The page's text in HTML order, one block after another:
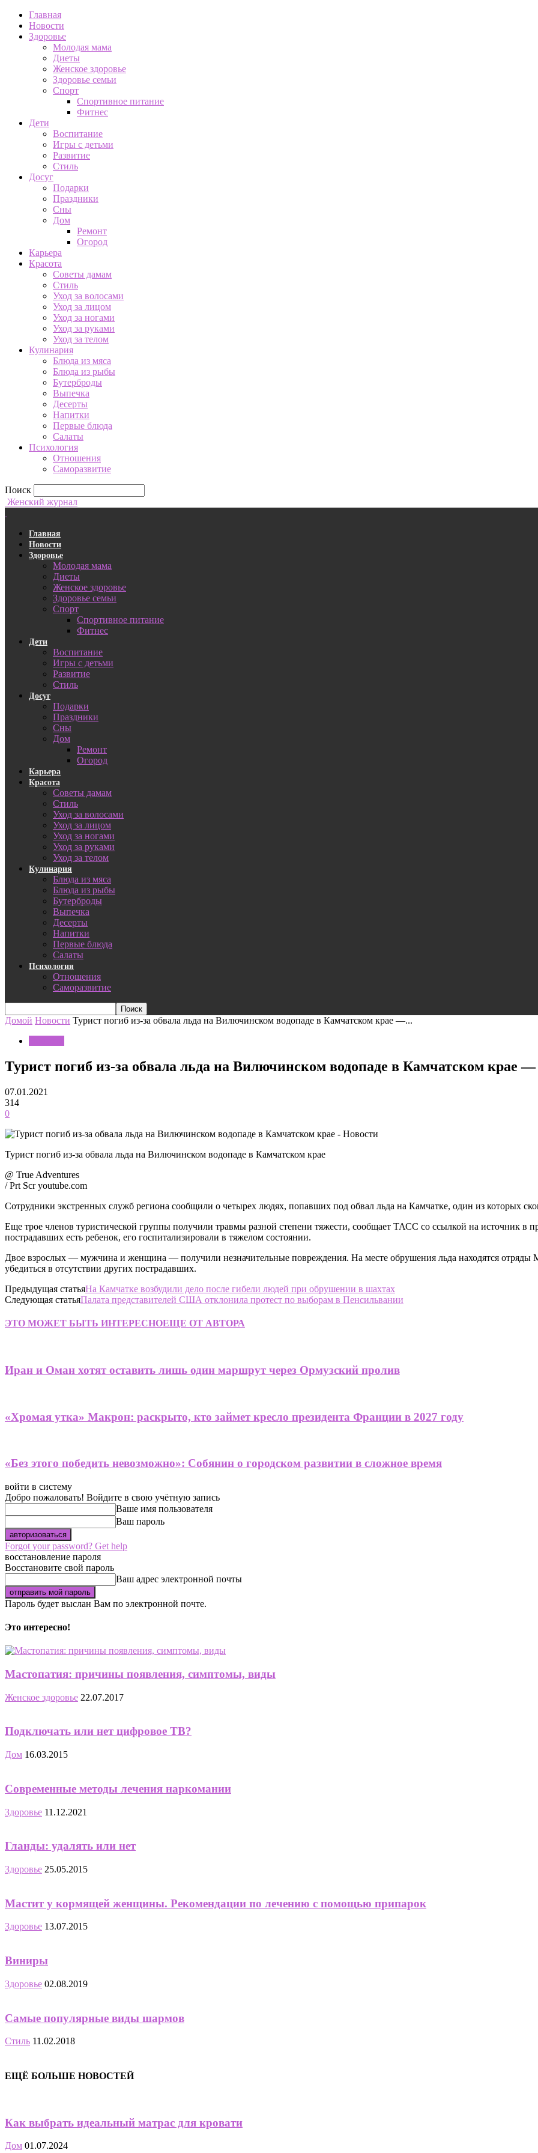
Главная
Новости
Здоровье
Молодая мама
Диеты
Женское здоровье
Здоровье семьи
Спорт
Спортивное питание
Фитнес
Дети
Воспитание
Игры с детьми
Развитие
Стиль
Досуг
Подарки
Праздники
Сны
Дом
Ремонт
Огород
Карьера
Красота
Советы дамам
Стиль
Уход за волосами
Уход за лицом
Уход за ногами
Уход за руками
Уход за телом
Кулинария
Блюда из мяса
Блюда из рыбы
Бутерброды
Выпечка
Десерты
Напитки
Первые блюда
Салаты
Психология
Отношения
Саморазвитие
Поиск
Женский журнал
Главная
Новости
Здоровье
Молодая мама
Диеты
Женское здоровье
Здоровье семьи
Спорт
Спортивное питание
Фитнес
Дети
Воспитание
Игры с детьми
Развитие
Стиль
Досуг
Подарки
Праздники
Сны
Дом
Ремонт
Огород
Карьера
Красота
Советы дамам
Стиль
Уход за волосами
Уход за лицом
Уход за ногами
Уход за руками
Уход за телом
Кулинария
Блюда из мяса
Блюда из рыбы
Бутерброды
Выпечка
Десерты
Напитки
Первые блюда
Салаты
Психология
Отношения
Саморазвитие
Домой Новости Турист погиб из-за обвала льда на Вилючинском водопаде в Камчатском крае —...
Турист погиб из-за обвала льда на Вилючинском водопаде в Камчатском крае
07.01.2021
314
0
Турист погиб из-за обвала льда на Вилючинском водопаде в Камчатском крае
@ True Adventures
/ Prt Scr youtube.com
Сотрудники экстренных служб региона сообщили о четырех людях, попавших под обвал льда на Камчатке, один из которых
Еще трое членов туристической группы получили травмы разной степени тяжести, сообщает ТАСС со ссылкой на источник в
пострадавших есть ребенок, его госпитализировали в тяжелом состоянии.
Двое взрослых — мужчина и женщина — получили незначительные повреждения. На месте обрушения льда находятся отряды
убедиться в отсутствии других пострадавших.
Предыдущая статьяНа Камчатке возбудили дело после гибели людей при обрушении в шахтах
Следующая статьяПалата представителей США отклонила протест по выборам в Пенсильвании
ЭТО МОЖЕТ БЫТЬ ИНТЕРЕСНОЕЩЕ ОТ АВТОРА
Иран и Оман хотят оставить лишь один маршрут через Ормузский пролив
«Хромая утка» Макрон: раскрыто, кто займет кресло президента Франции в 2027 году
«Без этого победить невозможно»: Собянин о городском развитии в сложное время
войти в систему
Добро пожаловать! Войдите в свою учётную запись
Ваше имя пользователя
Ваш пароль
Forgot your password? Get help
восстановление пароля
Восстановите свой пароль
Ваш адрес электронной почты
Пароль будет выслан Вам по электронной почте.
Это интересно!
Мастопатия: причины появления, симптомы, виды
Женское здоровье 22.07.2017
Подключать или нет цифровое ТВ?
Дом 16.03.2015
Современные методы лечения наркомании
Здоровье 11.12.2021
Гланды: удалять или нет
Здоровье 25.05.2015
Мастит у кормящей женщины. Рекомендации по лечению с помощью припарок
Здоровье 13.07.2015
Виниры
Здоровье 02.08.2019
Самые популярные виды шармов
Стиль 11.02.2018
ЕЩЁ БОЛЬШЕ НОВОСТЕЙ
Как выбрать идеальный матрас для кровати
Дом 01.07.2024